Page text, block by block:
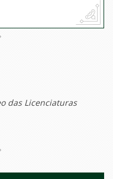
das Licenciaturas